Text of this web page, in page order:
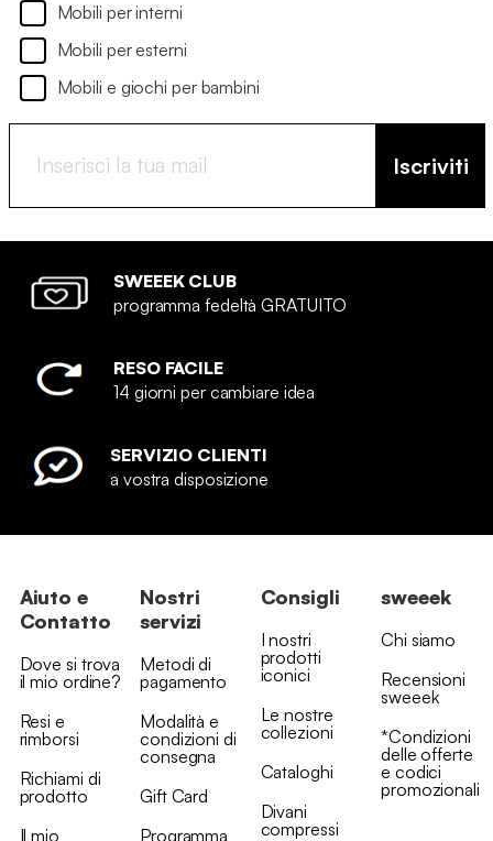
Mobili per interni
Mobili per esterni
Mobili e giochi per bambini
Iscriviti
SWEEEK CLUB
programma fedeltà GRATUITO
RESO FACILE
14 giorni per cambiare idea
SERVIZIO CLIENTI
a vostra disposizione
Aiuto e
Contatto
Dove si trova
il mio ordine?
Resi e
rimborsi
Richiami di
prodotto
Il mio
Nostri
servizi
Metodi di
pagamento
Modalità e
condizioni di
consegna
Gift Card
Programma
Consigli
I nostri
prodotti
iconici
Le nostre
collezioni
Cataloghi
Divani
compressi
sweeek
Chi siamo
Recensioni
sweeek
*Condizioni
delle offerte
e codici
promozionali